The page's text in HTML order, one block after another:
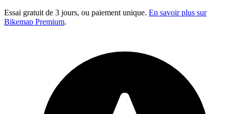
Essai gratuit de 3 jours, ou paiement unique. En savoir plus sur
Bikemap Premium.